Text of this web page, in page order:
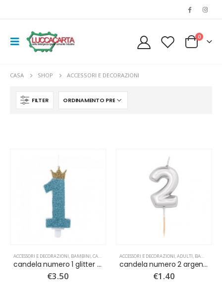
0
CASA SHOP ACCESSORI E DECORAZIONI
FILTER
ACCESSORI E DECORAZIONI, BAMBINI,CANDELINE FESTA 1 COMPLEANNO,NUOVI ARRIVI
candela numero 1 glitter azzurro con corona oro
€3.50
ACCESSORI E DECORAZIONI,ADULTI, BAMBINI
candela numero 2 argento metal
€1.40